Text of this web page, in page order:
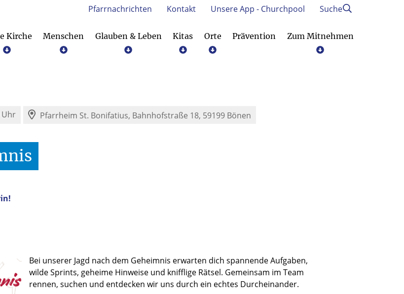
Kirche Menschen Glauben & Leben Kitas Orte Prävention Zum Mitnehmen
Pfarrnachrichten Kontakt Unsere App - Churchpool Suche
Uhr Pfarrheim St. Bonifatius, Bahnhofstraße 18, 59199 Bönen
Bei unserer Jagd nach dem Geheimnis erwarten dich spannende Aufgaben,
wilde Sprints, geheime Hinweise und knifflige Rätsel. Gemeinsam im Team
rennen, suchen und entdecken wir uns durch ein echtes Durcheinander.